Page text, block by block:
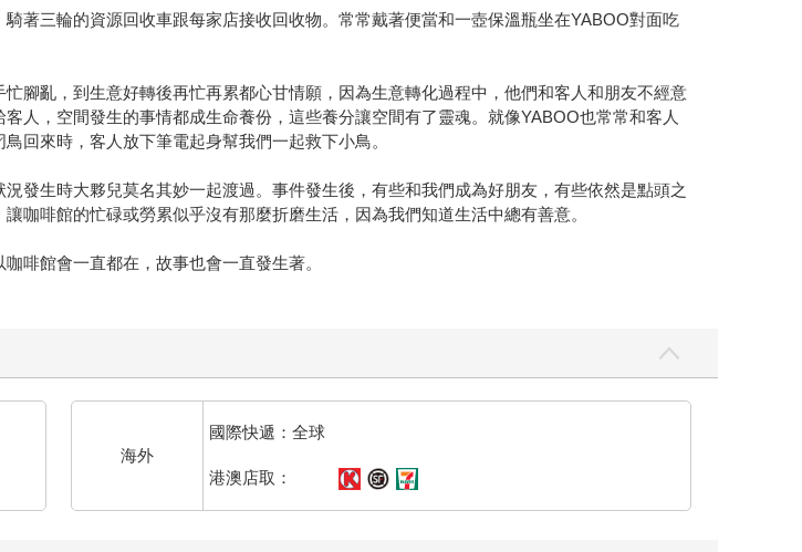
著三輪的資源回收車跟每家店接收回收物。常常戴著便當和一壺保溫瓶坐在YABOO對面吃
腳亂，到生意好轉後再忙再累都心甘情願，因為生意轉化過程中，他們和客人和朋友不經意
人，空間發生的事情都成生命養份，這些養分讓空間有了靈魂。就像YABOO也常常和客人
回來時，客人放下筆電起身幫我們一起救下小鳥。
發生時大夥兒莫名其妙一起渡過。事件發生後，有些和我們成為好朋友，有些依然是點頭之
咖啡館的忙碌或勞累似乎沒有那麼折磨生活，因為我們知道生活中總有善意。
啡館會一直都在，故事也會一直發生著。
海外
國際快遞：全球
港澳店取：